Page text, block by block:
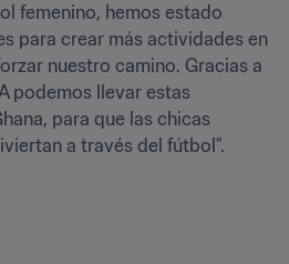
femenino, hemos estado
para crear más actividades en
nuestro camino. Gracias a
podemos llevar estas
para que las chicas
a través del fútbol".